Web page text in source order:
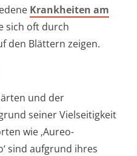
Krankheiten am
sich oft durch
den Blättern zeigen.
und der
seiner Vielseitigkeit
wie ‚Aureo-
sind aufgrund ihres